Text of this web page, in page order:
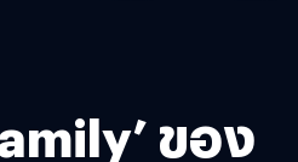
ของ